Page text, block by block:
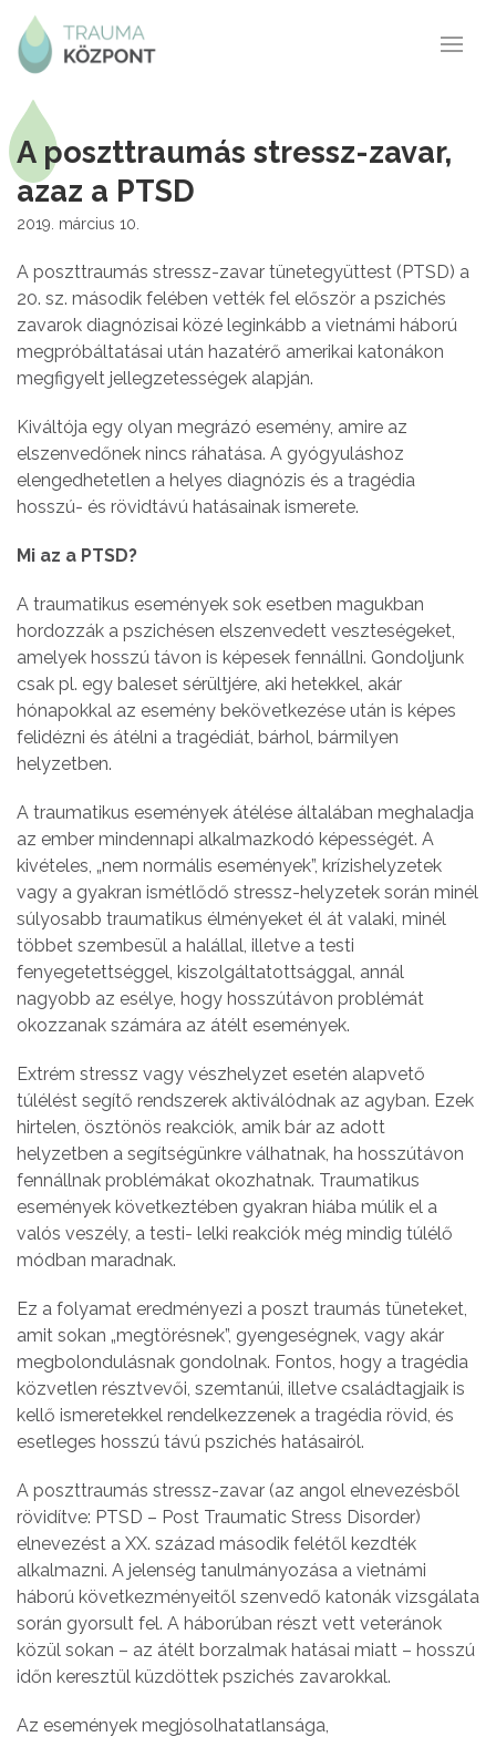
A poszttraumás stressz-zavar,
azaz a PTSD
2019. március 10.
A poszttraumás stressz-zavar tünetegyüttest (PTSD) a
20. sz. második felében vették fel először a pszichés
zavarok diagnózisai közé leginkább a vietnámi háború
megpróbáltatásai után hazatérő amerikai katonákon
megfigyelt jellegzetességek alapján.
Kiváltója egy olyan megrázó esemény, amire az
elszenvedőnek nincs ráhatása. A gyógyuláshoz
elengedhetetlen a helyes diagnózis és a tragédia
hosszú- és rövidtávú hatásainak ismerete.
Mi az a PTSD?
A traumatikus események sok esetben magukban
hordozzák a pszichésen elszenvedett veszteségeket,
amelyek hosszú távon is képesek fennállni. Gondoljunk
csak pl. egy baleset sérültjére, aki hetekkel, akár
hónapokkal az esemény bekövetkezése után is képes
felidézni és átélni a tragédiát, bárhol, bármilyen
helyzetben.
A traumatikus események átélése általában meghaladja
az ember mindennapi alkalmazkodó képességét. A
kivételes, „nem normális események”, krízishelyzetek
vagy a gyakran ismétlődő stressz-helyzetek során minél
súlyosabb traumatikus élményeket él át valaki, minél
többet szembesül a halállal, illetve a testi
fenyegetettséggel, kiszolgáltatottsággal, annál
nagyobb az esélye, hogy hosszútávon problémát
okozzanak számára az átélt események.
Extrém stressz vagy vészhelyzet esetén alapvető
túlélést segítő rendszerek aktiválódnak az agyban. Ezek
hirtelen, ösztönös reakciók, amik bár az adott
helyzetben a segítségünkre válhatnak, ha hosszútávon
fennállnak problémákat okozhatnak. Traumatikus
események következtében gyakran hiába múlik el a
valós veszély, a testi- lelki reakciók még mindig túlélő
módban maradnak.
Ez a folyamat eredményezi a poszt traumás tüneteket,
amit sokan „megtörésnek”, gyengeségnek, vagy akár
megbolondulásnak gondolnak. Fontos, hogy a tragédia
közvetlen résztvevői, szemtanúi, illetve családtagjaik is
kellő ismeretekkel rendelkezzenek a tragédia rövid, és
esetleges hosszú távú pszichés hatásairól.
A poszttraumás stressz-zavar (az angol elnevezésből
rövidítve: PTSD – Post Traumatic Stress Disorder)
elnevezést a XX. század második felétől kezdték
alkalmazni. A jelenség tanulmányozása a vietnámi
háború következményeitől szenvedő katonák vizsgálata
során gyorsult fel. A háborúban részt vett veteránok
közül sokan – az átélt borzalmak hatásai miatt – hosszú
időn keresztül küzdöttek pszichés zavarokkal.
Az események megjósolhatatlansága,